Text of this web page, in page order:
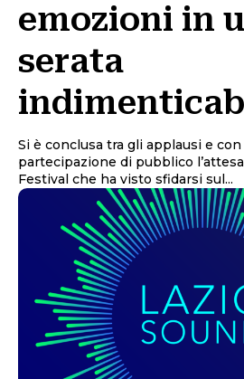
emozioni in
serata
Si è conclusa tra gli applausi e
partecipazione di pubblico
Festival che ha visto sfidarsi sul...